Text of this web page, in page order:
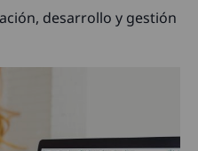
desarrollo y gestión